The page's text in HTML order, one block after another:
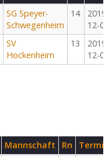
SG Speyer-
Schwegenheim
14
2019-
12-07
SV
Hockenheim
13
2019-
12-08
Mannschaft Rn
Termin